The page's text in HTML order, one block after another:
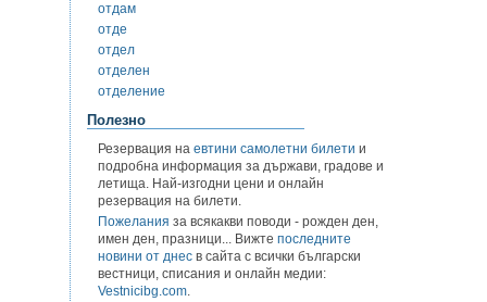
отдам
отде
отдел
отделен
отделение
Полезно
Резервация на евтини самолетни билети и
подробна информация за държави, градове и
летища. Най-изгодни цени и онлайн
резервация на билети.
Пожелания за всякакви поводи - рожден ден,
имен ден, празници... Вижте последните
новини от днес в сайта с всички български
вестници, списания и онлайн медии:
Vestnicibg.com.